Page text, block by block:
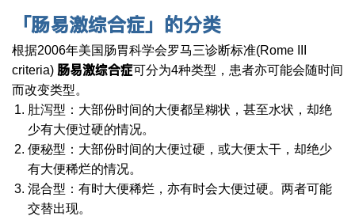
「肠易激综合症」的分类
根据2006年美国肠胃科学会罗马三诊断标准(Rome III
criteria) 肠易激综合症可分为4种类型，患者亦可能会随时间
而改变类型。
肚泻型：大部份时间的大便都呈糊状，甚至水状，却绝
少有大便过硬的情况。
便秘型：大部份时间的大便过硬，或大便太干，却绝少
有大便稀烂的情况。
混合型：有时大便稀烂，亦有时会大便过硬。两者可能
交替出现。